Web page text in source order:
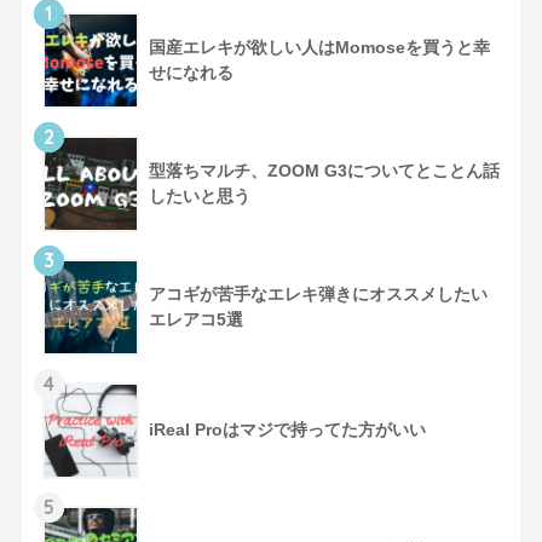
1
国産エレキが欲しい人はMomoseを買うと幸
せになれる
2
型落ちマルチ、ZOOM G3についてとことん話
したいと思う
3
アコギが苦手なエレキ弾きにオススメしたい
エレアコ5選
4
iReal Proはマジで持ってた方がいい
5